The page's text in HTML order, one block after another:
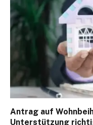
Antrag auf
Unterstützung